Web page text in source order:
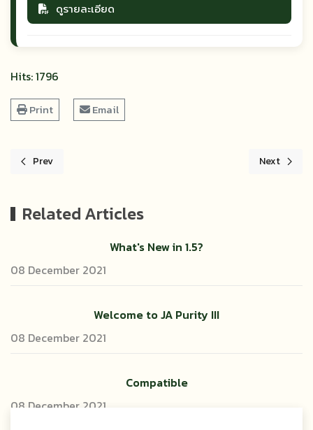
ดูรายละเอียด
Hits: 1796
Print Email
Previous article: แบบฟอร์มเสนอของบประมาณโครงการยุทธศาสตร์ฯ
Prev Next
Next
Related Articles
What's New in 1.5?
08 December 2021
Welcome to JA Purity III
08 December 2021
Compatible
08 December 2021